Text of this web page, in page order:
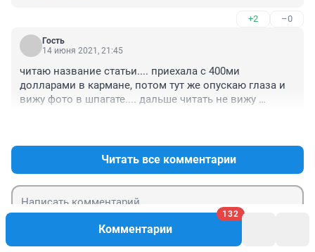
Комментарии
132
+2 –0
Гость
14 июня 2021, 21:45
читаю название статьи.... приехала с 400ми
долларами в кармане, потом тут же опускаю глаза и
вижу фото в шпагате.... дальше читать не вижу
Читать все комментарии